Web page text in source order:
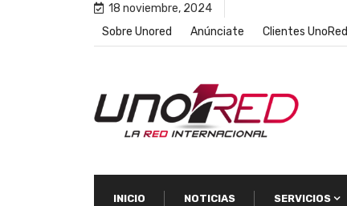
18 noviembre, 2024
Sobre Unored
Anúnciate Clientes UnoRed
INICIO NOTICIAS SERVICIOS